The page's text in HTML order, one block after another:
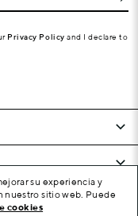
Privacy Policy and I declare to
su experiencia y
nuestro sitio web. Puede
cookies